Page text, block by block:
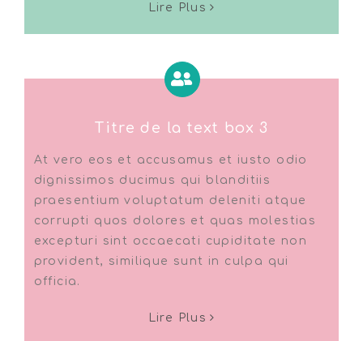
Lire Plus
Titre de la text box 3
At vero eos et accusamus et iusto odio
dignissimos ducimus qui blanditiis
praesentium voluptatum deleniti atque
corrupti quos dolores et quas molestias
excepturi sint occaecati cupiditate non
provident, similique sunt in culpa qui
officia.
Lire Plus